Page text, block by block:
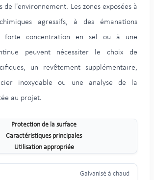
de l'environnement. Les zones exposées à
agressifs, à des émanations
forte concentration en sel ou à une
peuvent nécessiter le choix de
un revêtement supplémentaire,
inoxydable ou une analyse de la
au projet.
Protection de la surface
Caractéristiques principales
Utilisation appropriée
Galvanisé à chaud